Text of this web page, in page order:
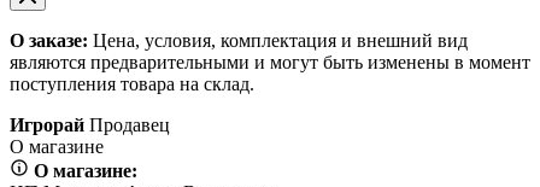
О заказе: Цена, условия, комплектация и внешний вид
являются предварительными и могут быть изменены в момент
поступления товара на склад.
Игрорай Продавец
О магазине
О магазине: